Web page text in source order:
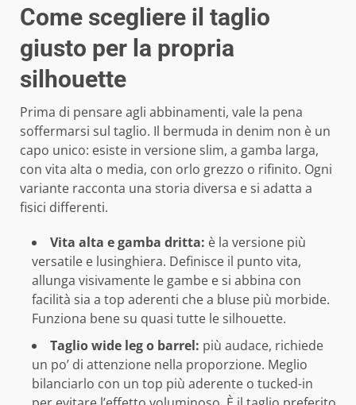
Come scegliere il taglio
giusto per la propria
silhouette
Prima di pensare agli abbinamenti, vale la pena
soffermarsi sul taglio. Il bermuda in denim non è un
capo unico: esiste in versione slim, a gamba larga,
con vita alta o media, con orlo grezzo o rifinito. Ogni
variante racconta una storia diversa e si adatta a
fisici differenti.
Vita alta e gamba dritta: è la versione più
versatile e lusinghiera. Definisce il punto vita,
allunga visivamente le gambe e si abbina con
facilità sia a top aderenti che a bluse più morbide.
Funziona bene su quasi tutte le silhouette.
Taglio wide leg o barrel: più audace, richiede
un po’ di attenzione nella proporzione. Meglio
bilanciarlo con un top più aderente o tucked-in